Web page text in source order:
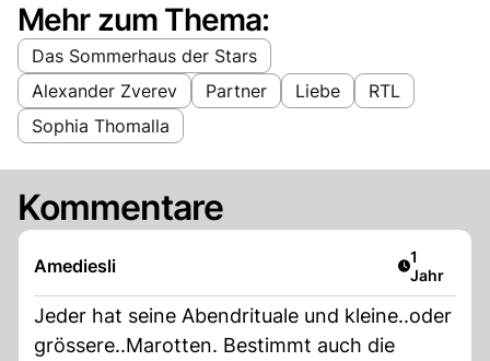
Mehr zum Thema:
Das Sommerhaus der Stars
Alexander Zverev
Partner Liebe
RTL
Sophia Thomalla
Kommentare
Amediesli Artikel
1
Jahr
Jeder hat seine Abendrituale und kleine..oder
grössere..Marotten. Bestimmt auch die